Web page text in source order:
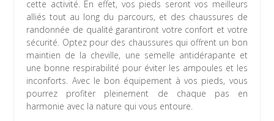
cette activité. En effet, vos pieds seront vos meilleurs
alliés tout au long du parcours, et des chaussures de
randonnée de qualité garantiront votre confort et votre
sécurité. Optez pour des chaussures qui offrent un bon
maintien de la cheville, une semelle antidérapante et
une bonne respirabilité pour éviter les ampoules et les
inconforts. Avec le bon équipement à vos pieds, vous
pourrez profiter pleinement de chaque pas en
harmonie avec la nature qui vous entoure.